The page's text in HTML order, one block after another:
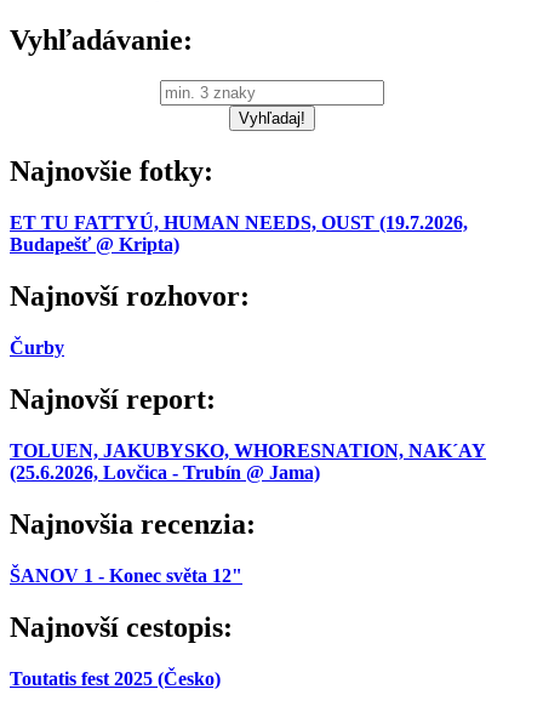
Vyhľadávanie:
Najnovšie fotky:
ET TU FATTYÚ, HUMAN NEEDS, OUST (19.7.2026,
Budapešť @ Kripta)
Najnovší rozhovor:
Čurby
Najnovší report:
TOLUEN, JAKUBYSKO, WHORESNATION, NAK´AY
(25.6.2026, Lovčica - Trubín @ Jama)
Najnovšia recenzia:
ŠANOV 1 - Konec světa 12"
Najnovší cestopis:
Toutatis fest 2025 (Česko)